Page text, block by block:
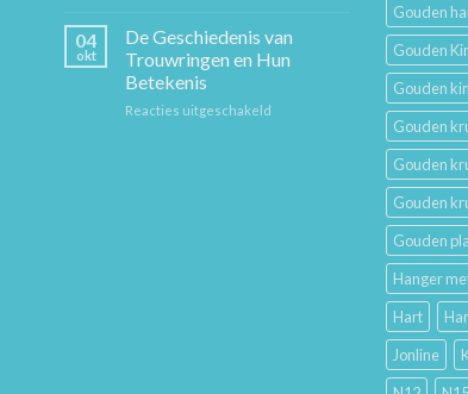
Je
04
okt
De Geschiedenis van
Trouwringen en Hun
Betekenis
Reacties uitgeschakeld
Gouden
Gouden
Gouden
Gouden
Gouden
Gouden
Gouden
Hanger
Hart
Jonline